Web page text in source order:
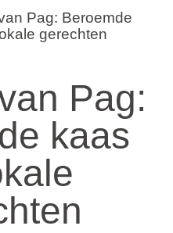
Pag: Beroemde
gerechten
Pag:
kaas